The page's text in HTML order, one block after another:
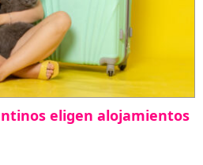
eligen alojamientos